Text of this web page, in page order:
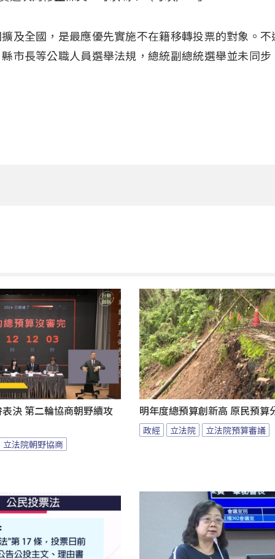
及全國，是最應優先實施不在籍移轉投票的對象。不
市長等公職人員選舉法規，總統副總統選舉並未同步
決 第二輪協商朝野續攻
立法院朝野協商
明年度總預算創新高 原民預算
政經 立法院 立法院預算審議